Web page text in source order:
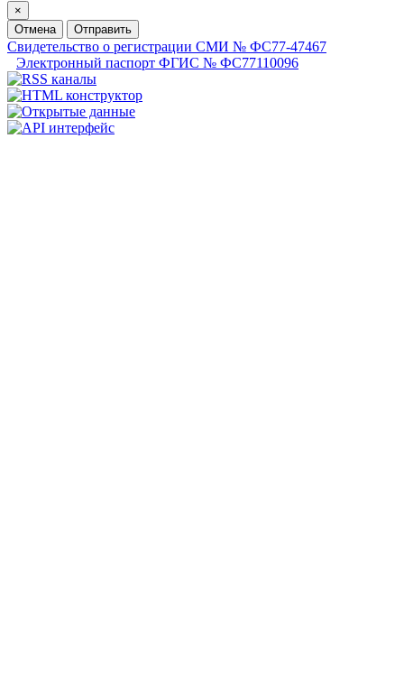
×
Отмена
Отправить
Свидетельство о регистрации СМИ № ФС77-47467
Электронный паспорт ФГИС № ФС77110096